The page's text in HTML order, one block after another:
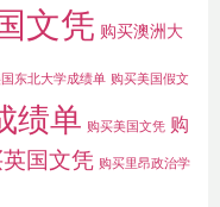
文凭 购买澳洲大
东北大学成绩单 购买美国假文
绩单 购买美国文凭 购
国文凭 购买里昂政治学